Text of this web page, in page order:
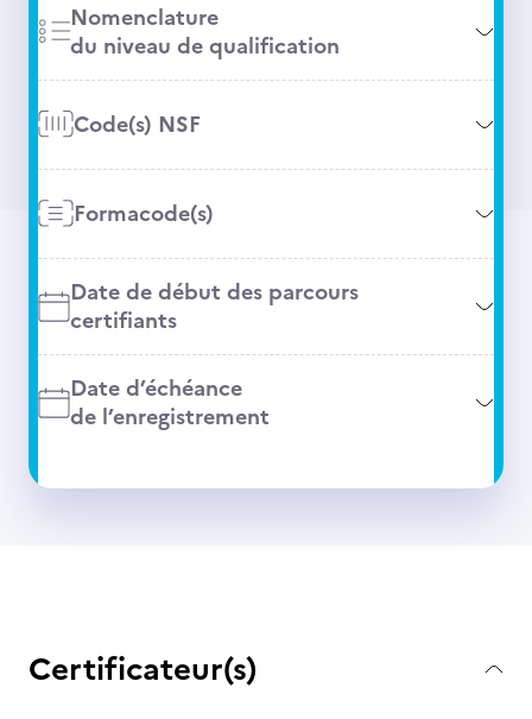
Nomenclature
du niveau de qualification
Code(s) NSF
Formacode(s)
Date de début des parcours
certifiants
Date d’échéance
de l’enregistrement
Certificateur(s)